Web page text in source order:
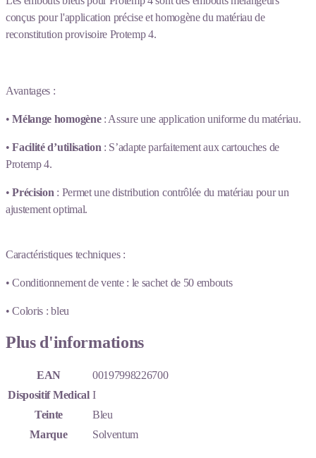
conçus pour l'application précise et homogène du matériau de
reconstitution provisoire Protemp 4.
Avantages :
•Mélange homogène: Assure une application uniforme du matériau.
• Facilité d’utilisation : S’adapte parfaitement aux cartouches de
Protemp 4.
• Précision : Permet une distribution contrôlée du matériau pour un
ajustement optimal.
Caractéristiques techniques :
• Conditionnement de vente : le sachet de 50 embouts
• Coloris : bleu
Plus d'informations
EAN
00197998226700
Dispositif Medical I
Teinte
Bleu
Marque
Solventum